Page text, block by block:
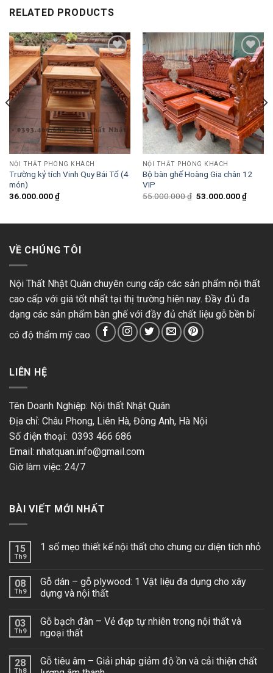
RELATED PRODUCTS
Add to
wishlist
NỘI THẤT PHÒNG KHÁCH
Trường kỷ tích Vinh Quy Bái Tổ (4
món)
36.000.000₫
Add to
wishlist
NỘI THẤT PHÒNG KHÁCH
Bộ bàn ghế Hoàng Gia chân 12
VIP
55.000.000₫ 53.000.000₫
VỀ CHÚNG TÔI
Nội Thất Nhật Quân chuyên cung cấp các sản phẩm nội thất
cao cấp với giá tốt nhất tại thị trường hiện nay. Đầy đủ đa
dạng các sản phẩm bàn ghế với đầy đủ chất liệu gỗ bền bỉ
có độ thẩm mỹ cao.
LIÊN HỆ
Tên Doanh Nghiệp: Nội thất Nhật Quân
Địa chỉ: Châu Phong, Liên Hà, Đông Anh, Hà Nội
Số điện thoại: 0393 466 686
Email: nhatquan.info@gmail.com
Giờ làm việc: 24/7
BÀI VIẾT MỚI NHẤT
15
Th9
1 số mẹo thiết kế nội thất cho chung cư diện tích nhỏ
08
Th9
Gỗ dán – gỗ plywood: 1 Vật liệu đa dụng cho xây
dựng và nội thất
03
Th9
Gỗ bạch đàn – Vẻ đẹp tự nhiên trong nội thất và
ngoại thất
28
Th8
Gỗ tiêu âm – Giải pháp giảm độ ồn và cải thiện chất